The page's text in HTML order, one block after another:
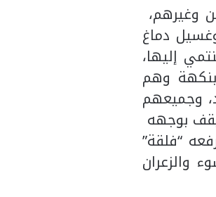
وغيرهم،
دماغ
إليها،
بنكهة وهم
وجميعهم
بوجهه
“فلقة”
والزعران